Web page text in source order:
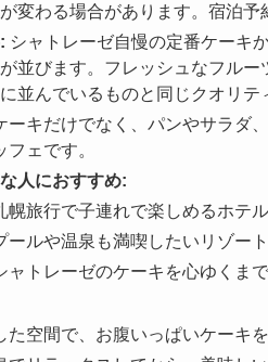
変わる場合があります。宿泊予
シャトレーゼ自慢の定番ケーキ
が並びます。フレッシュなフル
並んでいるものと同じクオリテ
ーキだけでなく、パンやサラダ
フェです。
人におすすめ:
幌旅行で子連れで楽しめるホテ
ールや温泉も満喫したいリゾー
ャトレーゼのケーキを心ゆくま
た空間で、お腹いっぱいケーキ